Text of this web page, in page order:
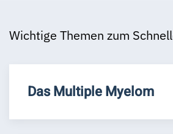
Wichtige Themen zum
Das Multiple Myelom